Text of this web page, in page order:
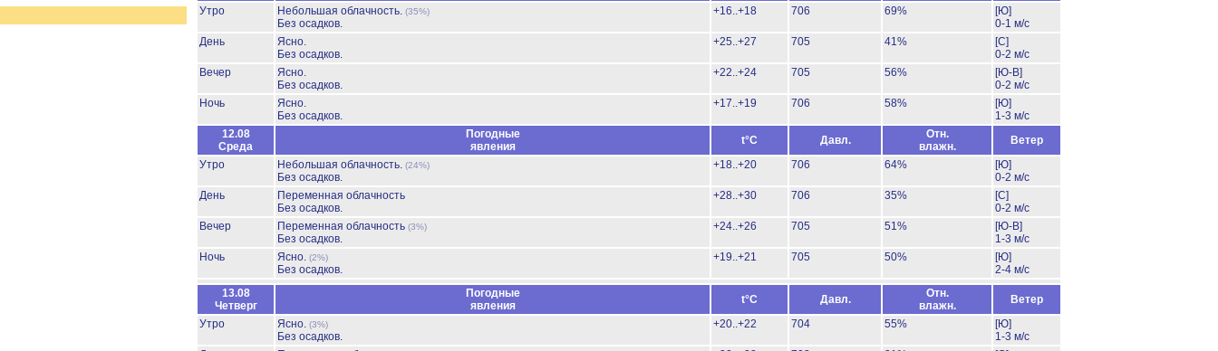
Утро
Небольшая облачность. (35%)
Без осадков.
+16..+18 706 69%
[Ю]
0-1 м/с
День
Ясно.
Без осадков.
+25..+27 705 41%
[С]
0-2 м/с
Вечер
Ясно.
Без осадков.
+22..+24 705 56%
[Ю-В]
0-2 м/с
Ночь
Ясно.
Без осадков.
+17..+19 706 58%
[Ю]
1-3 м/с
12.08
Среда
Погодные
явления
t°C Давл.
Отн.
влажн.
Ветер
Утро
Небольшая облачность. (24%)
Без осадков.
+18..+20 706 64%
[Ю]
0-2 м/с
День
Переменная облачность
Без осадков.
+28..+30 706 35%
[С]
0-2 м/с
Вечер
Переменная облачность (3%)
Без осадков.
+24..+26 705 51%
[Ю-В]
1-3 м/с
Ночь
Ясно. (2%)
Без осадков.
+19..+21 705 50%
[Ю]
2-4 м/с
13.08
Четверг
Погодные
явления
t°C Давл.
Отн.
влажн.
Ветер
Утро
Ясно. (3%)
Без осадков.
+20..+22 704 55%
[Ю]
1-3 м/с